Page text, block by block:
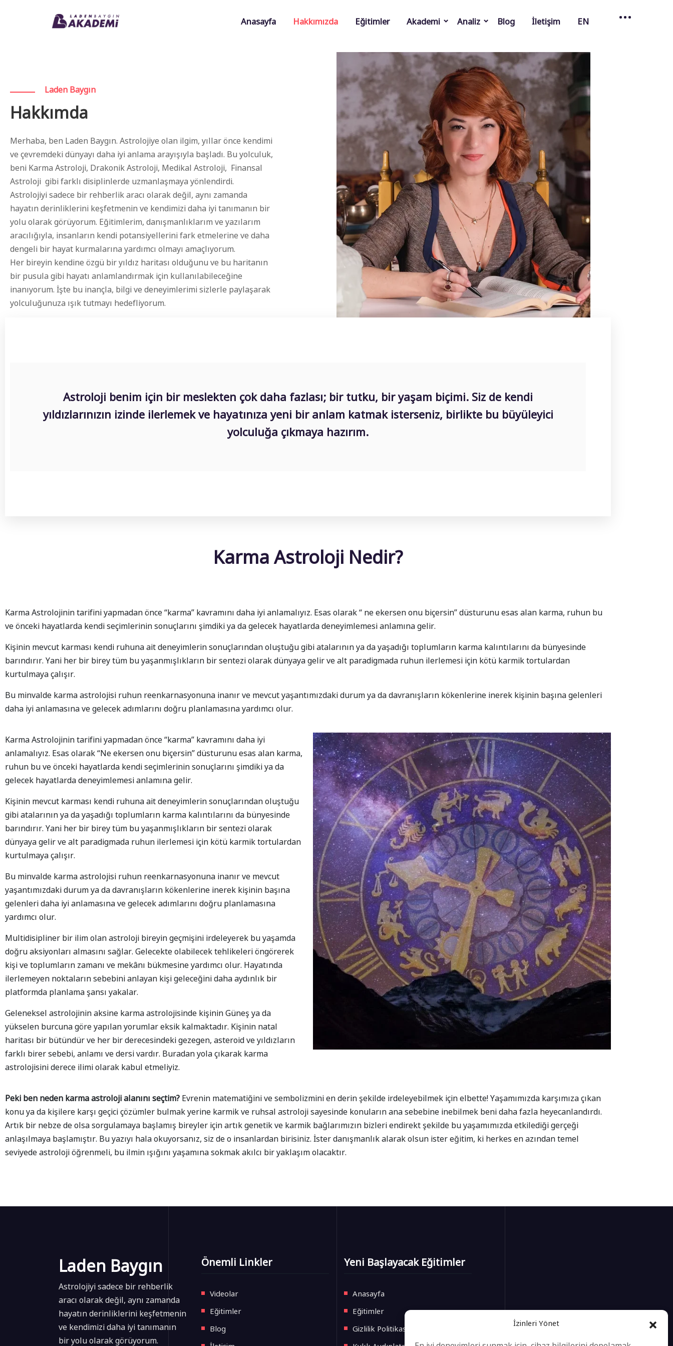
İzinleri Yönet
Anasayfa Hakkımızda Eğitimler Akademi Analiz Blog İletişim EN
Laden Baygın
Hakkımda
Merhaba, ben Laden Baygın. Astrolojiye olan ilgim, yıllar önce kendimi
ve çevremdeki dünyayı daha iyi anlama arayışıyla başladı. Bu yolculuk,
beni Karma Astroloji, Drakonik Astroloji, Medikal Astroloji, Finansal
Astroloji gibi farklı disiplinlerde uzmanlaşmaya yönlendirdi.
Astrolojiyi sadece bir rehberlik aracı olarak değil, aynı zamanda
hayatın derinliklerini keşfetmenin ve kendimizi daha iyi tanımanın bir
yolu olarak görüyorum. Eğitimlerim, danışmanlıklarım ve yazılarım
aracılığıyla, insanların kendi potansiyellerini fark etmelerine ve daha
dengeli bir hayat kurmalarına yardımcı olmayı amaçlıyorum.
Her bireyin kendine özgü bir yıldız haritası olduğunu ve bu haritanın
bir pusula gibi hayatı anlamlandırmak için kullanılabileceğine
inanıyorum. İşte bu inançla, bilgi ve deneyimlerimi sizlerle paylaşarak
yolculuğunuza ışık tutmayı hedefliyorum.
Astroloji benim için bir meslekten çok daha fazlası; bir tutku, bir yaşam biçimi. Siz de kendi
yıldızlarınızın izinde ilerlemek ve hayatınıza yeni bir anlam katmak isterseniz, birlikte bu büyüleyici
yolculuğa çıkmaya hazırım.
Karma Astroloji Nedir?
Karma Astrolojinin tarifini yapmadan önce “karma” kavramını daha iyi anlamalıyız. Esas olarak “ ne ekersen onu biçersin” düsturunu esas alan karma, ruhun bu
ve önceki hayatlarda kendi seçimlerinin sonuçlarını şimdiki ya da gelecek hayatlarda deneyimlemesi anlamına gelir.
Kişinin mevcut karması kendi ruhuna ait deneyimlerin sonuçlarından oluştuğu gibi atalarının ya da yaşadığı toplumların karma kalıntılarını da bünyesinde
barındırır. Yani her bir birey tüm bu yaşanmışlıkların bir sentezi olarak dünyaya gelir ve alt paradigmada ruhun ilerlemesi için kötü karmik tortulardan
kurtulmaya çalışır.
Bu minvalde karma astrolojisi ruhun reenkarnasyonuna inanır ve mevcut yaşantımızdaki durum ya da davranışların kökenlerine inerek kişinin başına gelenleri
daha iyi anlamasına ve gelecek adımlarını doğru planlamasına yardımcı olur.
Karma Astrolojinin tarifini yapmadan önce “karma” kavramını daha iyi
anlamalıyız. Esas olarak “Ne ekersen onu biçersin” düsturunu esas alan karma,
ruhun bu ve önceki hayatlarda kendi seçimlerinin sonuçlarını şimdiki ya da
gelecek hayatlarda deneyimlemesi anlamına gelir.
Kişinin mevcut karması kendi ruhuna ait deneyimlerin sonuçlarından oluştuğu
gibi atalarının ya da yaşadığı toplumların karma kalıntılarını da bünyesinde
barındırır. Yani her bir birey tüm bu yaşanmışlıkların bir sentezi olarak
dünyaya gelir ve alt paradigmada ruhun ilerlemesi için kötü karmik tortulardan
kurtulmaya çalışır.
Bu minvalde karma astrolojisi ruhun reenkarnasyonuna inanır ve mevcut
yaşantımızdaki durum ya da davranışların kökenlerine inerek kişinin başına
gelenleri daha iyi anlamasına ve gelecek adımlarını doğru planlamasına
yardımcı olur.
Multidisipliner bir ilim olan astroloji bireyin geçmişini irdeleyerek bu yaşamda
doğru aksiyonları almasını sağlar. Gelecekte olabilecek tehlikeleri öngörerek
kişi ve toplumların zamanı ve mekânı bükmesine yardımcı olur. Hayatında
ilerlemeyen noktaların sebebini anlayan kişi geleceğini daha aydınlık bir
platformda planlama şansı yakalar.
Geleneksel astrolojinin aksine karma astrolojisinde kişinin Güneş ya da
yükselen burcuna göre yapılan yorumlar eksik kalmaktadır. Kişinin natal
haritası bir bütündür ve her bir derecesindeki gezegen, asteroid ve yıldızların
farklı birer sebebi, anlamı ve dersi vardır. Buradan yola çıkarak karma
astrolojisini derece ilimi olarak kabul etmeliyiz.
Peki ben neden karma astroloji alanını seçtim? Evrenin matematiğini ve sembolizmini en derin şekilde irdeleyebilmek için elbette! Yaşamımızda karşımıza çıkan
konu ya da kişilere karşı geçici çözümler bulmak yerine karmik ve ruhsal astroloji sayesinde konuların ana sebebine inebilmek beni daha fazla heyecanlandırdı.
Artık bir nebze de olsa sorgulamaya başlamış bireyler için artık genetik ve karmik bağlarımızın bizleri endirekt şekilde bu yaşamımızda etkilediği gerçeği
anlaşılmaya başlamıştır. Bu yazıyı hala okuyorsanız, siz de o insanlardan birisiniz. İster danışmanlık alarak olsun ister eğitim, ki herkes en azından temel
seviyede astroloji öğrenmeli, bu ilmin ışığını yaşamına sokmak akılcı bir yaklaşım olacaktır.
Laden Baygın
Astrolojiyi sadece bir rehberlik
aracı olarak değil, aynı zamanda
hayatın derinliklerini keşfetmenin
ve kendimizi daha iyi tanımanın
bir yolu olarak görüyorum.
Önemli Linkler
Videolar
Eğitimler
Blog
Yeni Başlayacak Eğitimler
Anasayfa
Eğitimler
Gizlilik Politikası